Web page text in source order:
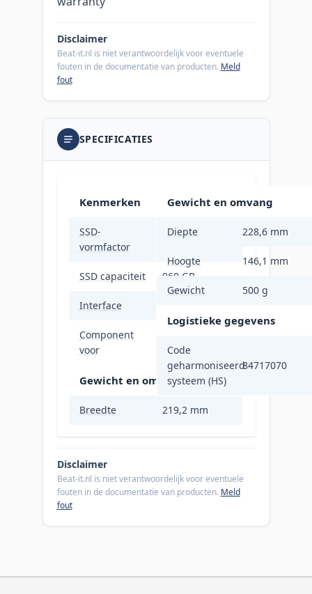
Disclaimer
Beat-it.nl is niet verantwoordelijk voor eventuele
fouten in de documentatie van producten. Meld
fout
SPECIFICATIES
Kenmerken
SSD-
vormfactor
2.5"
SSD capaciteit 960 GB
Interface
Component
voor
Gewicht en omvang
Breedte 219,2 mm
Gewicht en omvang
Diepte 228,6 mm
Hoogte 146,1 mm
Gewicht 500 g
Logistieke gegevens
Code
geharmoniseerd
systeem (HS)
84717070
Disclaimer
Beat-it.nl is niet verantwoordelijk voor eventuele
fouten in de documentatie van producten. Meld
fout